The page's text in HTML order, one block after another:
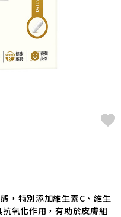
，特別添加維生素C、維生
氧化作用，有助於皮膚組